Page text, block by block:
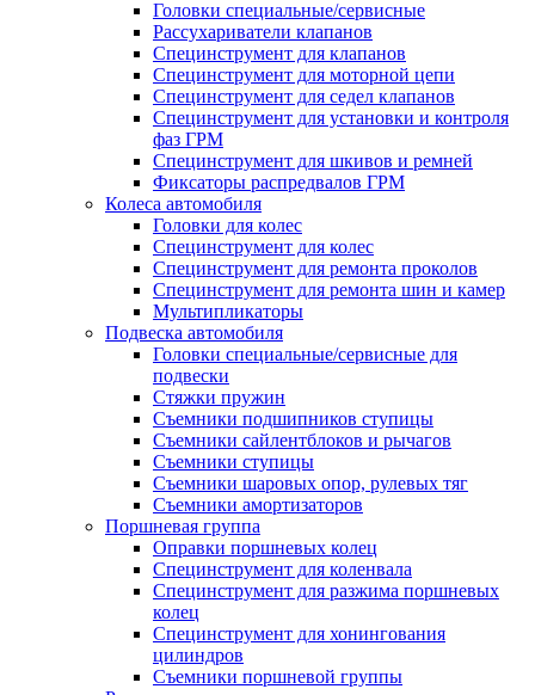
Головки специальные/сервисные
Рассухариватели клапанов
Специнструмент для клапанов
Специнструмент для моторной цепи
Специнструмент для седел клапанов
Специнструмент для установки и контроля
фаз ГРМ
Специнструмент для шкивов и ремней
Фиксаторы распредвалов ГРМ
Колеса автомобиля
Головки для колес
Специнструмент для колес
Специнструмент для ремонта проколов
Специнструмент для ремонта шин и камер
Мультипликаторы
Подвеска автомобиля
Головки специальные/сервисные для
подвески
Стяжки пружин
Съемники подшипников ступицы
Съемники сайлентблоков и рычагов
Съемники ступицы
Съемники шаровых опор, рулевых тяг
Съемники амортизаторов
Поршневая группа
Оправки поршневых колец
Специнструмент для коленвала
Специнструмент для разжима поршневых
колец
Специнструмент для хонингования
цилиндров
Съемники поршневой группы